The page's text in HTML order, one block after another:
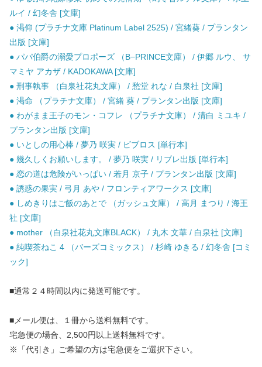
ルイ / 幻冬舎 [文庫]
● 渇仰 (プラチナ文庫 Platinum Label 2525) / 宮緒葵 / プランタン
出版 [文庫]
● パパ伯爵の溺愛プロポーズ （B−PRINCE文庫） / 伊郷 ルウ、 サ
マミヤ アカザ / KADOKAWA [文庫]
● 刑事執事 （白泉社花丸文庫） / 愁堂 れな / 白泉社 [文庫]
● 渇命 （プラチナ文庫） / 宮緒 葵 / プランタン出版 [文庫]
● わがまま王子のモン・コフレ （プラチナ文庫） / 清白 ミユキ /
プランタン出版 [文庫]
● いとしの用心棒 / 夢乃 咲実 / ビブロス [単行本]
● 幾久しくお願いします。 / 夢乃 咲実 / リブレ出版 [単行本]
● 恋の道は危険がいっぱい / 若月 京子 / プランタン出版 [文庫]
● 誘惑の果実 / 弓月 あや / フロンティアワークス [文庫]
● しめきりはご飯のあとで （ガッシュ文庫） / 高月 まつり / 海王
社 [文庫]
● mother （白泉社花丸文庫BLACK） / 丸木 文華 / 白泉社 [文庫]
● 純喫茶ねこ 4 （バーズコミックス） / 杉崎 ゆきる / 幻冬舎 [コミ
ック]
■通常２４時間以内に発送可能です。
■メール便は、１冊から送料無料です。
宅急便の場合、2,500円以上送料無料です。
※「代引き」ご希望の方は宅急便をご選択下さい。